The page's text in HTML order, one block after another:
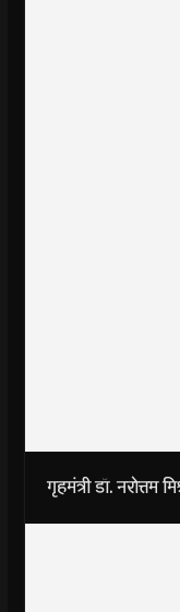
गृहमंत्री डॉ. नरोत्तम